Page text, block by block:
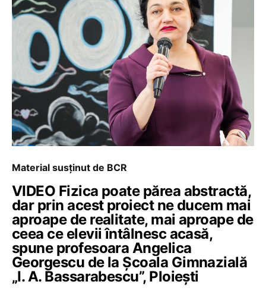
Material susținut de BCR
VIDEO Fizica poate părea abstractă,
dar prin acest proiect ne ducem mai
aproape de realitate, mai aproape de
ceea ce elevii întâlnesc acasă,
spune profesoara Angelica
Georgescu de la Școala Gimnazială
„I. A. Bassarabescu”, Ploiești